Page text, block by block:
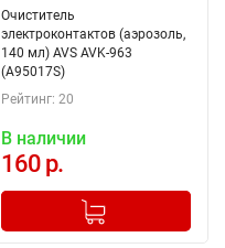
Очиститель
электроконтактов (аэрозоль,
140 мл) AVS AVK-963
(A95017S)
Рейтинг: 20
В наличии
160 р.
+
Добавлено в корзину